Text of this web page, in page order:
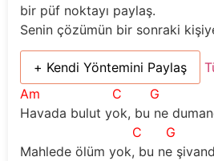
bir püf noktayı paylaş.
Senin çözümün bir sonraki
+ Kendi Yöntemini Paylaş
Am
C G
Havada bulut yok, bu ne
C
G
Mahlede ölüm yok, bu ne